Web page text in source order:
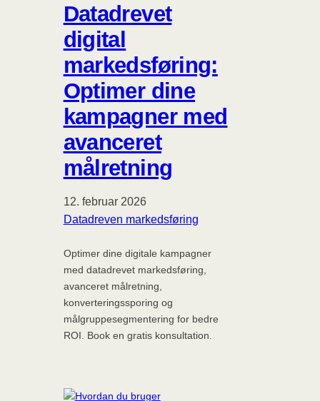
Datadrevet
digital
markedsføring:
Optimer dine
kampagner med
avanceret
målretning
12. februar 2026
Datadreven markedsføring
Optimer dine digitale kampagner
med datadrevet markedsføring,
avanceret målretning,
konverteringssporing og
målgruppesegmentering for bedre
ROI. Book en gratis konsultation.